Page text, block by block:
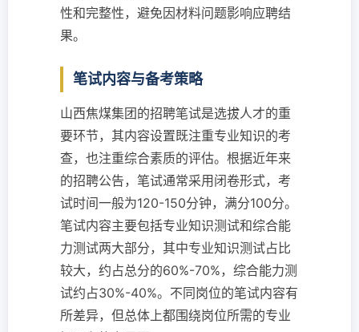
性和完整性，避免因材料问题影响应聘结
果。
笔试内容与备考策略
山西焦煤集团的招聘笔试是选拔人才的重
要环节，其内容设置既注重专业知识的考
查，也注重综合素质的评估。根据近年来
的招聘公告，笔试通常采用闭卷形式，考
试时间一般为120-150分钟，满分100分。
笔试内容主要包括专业知识测试和综合能
力测试两大部分，其中专业知识测试占比
较大，约占总分的60%-70%，综合能力测
试约占30%-40%。不同岗位的笔试内容有
所差异，但总体上都围绕岗位所需的专业